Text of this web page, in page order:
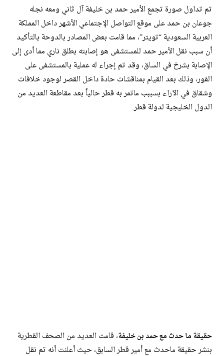
تم تداول صورة تجمع الأمير حمد بن خليفة آل ثاني ومعه نجله
جوعان بن حمد على موقع التواصل الإجتماعي الأشهر داخل المملكة
العربية السعودية “تويتر”، مما قامت بعض المصادر بالدوحة بالتأكيد
أن سبب نقل الأمير حمد للمستشفى هو إصابته بطلق ناري مما أدى إلى
الإصابة بشرخ في الساق، وقد تم إجراء له عملية بالمستشفى على
الفور، وذلك بعد القيام بمناقشات حادة داخل القصر لوجود خلافات
وشقاق في الآراء بسببب ماتمر به قطر حالياً بعد مقاطعة العديد من
الدول الخليجية لدولة قطر.
حقيقة ما حدث مع حمد بن خليفة، قامت العديد من الصحف القطرية
بنشر حقيقة ماحدث مع أمير قطر السابق، حيث أعلنت أنه تم نقل